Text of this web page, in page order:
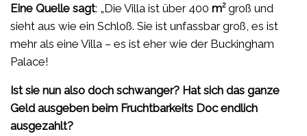
Eine Quelle sagt: „Die Villa ist über 400 m2groß und
sieht aus wie ein Schloß. Sie ist unfassbar groß, es ist
mehr als eine Villa – es ist eher wie der Buckingham
Palace!
Ist sie nun also doch schwanger? Hat sich das ganze
Geld ausgeben beim Fruchtbarkeits Doc endlich
ausgezahlt?